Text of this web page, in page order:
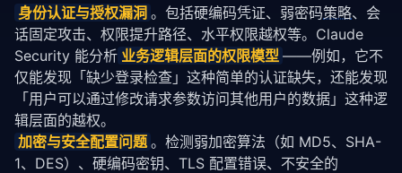
身份认证与授权漏洞 。包括硬编码凭证、弱密码策略、会
话固定攻击、权限提升路径、水平权限越权等。Claude
Security 能分析 业务逻辑层面的权限模型 ——例如，它不
仅能发现「缺少登录检查」这种简单的认证缺失，还能发现
「用户可以通过修改请求参数访问其他用户的数据」这种逻
辑层面的越权。
加密与安全配置问题 。检测弱加密算法（如 MD5、SHA-
1、DES）、硬编码密钥、TLS 配置错误、不安全的